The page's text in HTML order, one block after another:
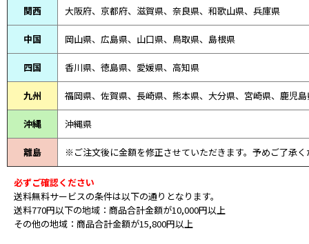
関西 大阪府、京都府、滋賀県、奈良県、和歌山県、兵庫県
中国 岡山県、広島県、山口県、鳥取県、島根県
四国 香川県、徳島県、愛媛県、高知県
九州 福岡県、佐賀県、長崎県、熊本県、大分県、宮崎県、鹿児
沖縄 沖縄県
離島 ※ご注文後に金額を修正させていただきます。予めご了承く
必ずご確認ください
送料無料サービスの条件は以下の通りとなります。
送料770円以下の地域：商品合計金額が10,000円以上
その他の地域：商品合計金額が15,800円以上